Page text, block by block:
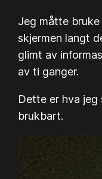
Jeg måtte
skjermen langt
glimt av
av ti ganger.
Dette er hva jeg
brukbart.